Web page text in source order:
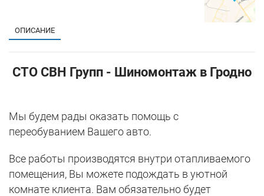
ОПИСАНИЕ
CTO СВН Групп - Шиномонтаж в Гродно
Мы будем рады оказать помощь с
переобуванием Вашего авто.
Все работы производятся внутри отапливаемого
помещения, Вы можете подождать в уютной
комнате клиента. Вам обязательно будет